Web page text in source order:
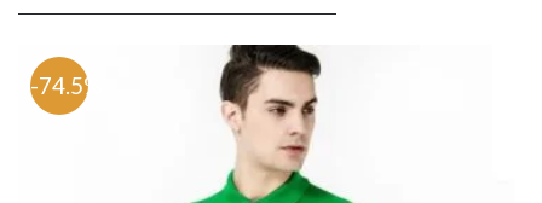
-74.5%